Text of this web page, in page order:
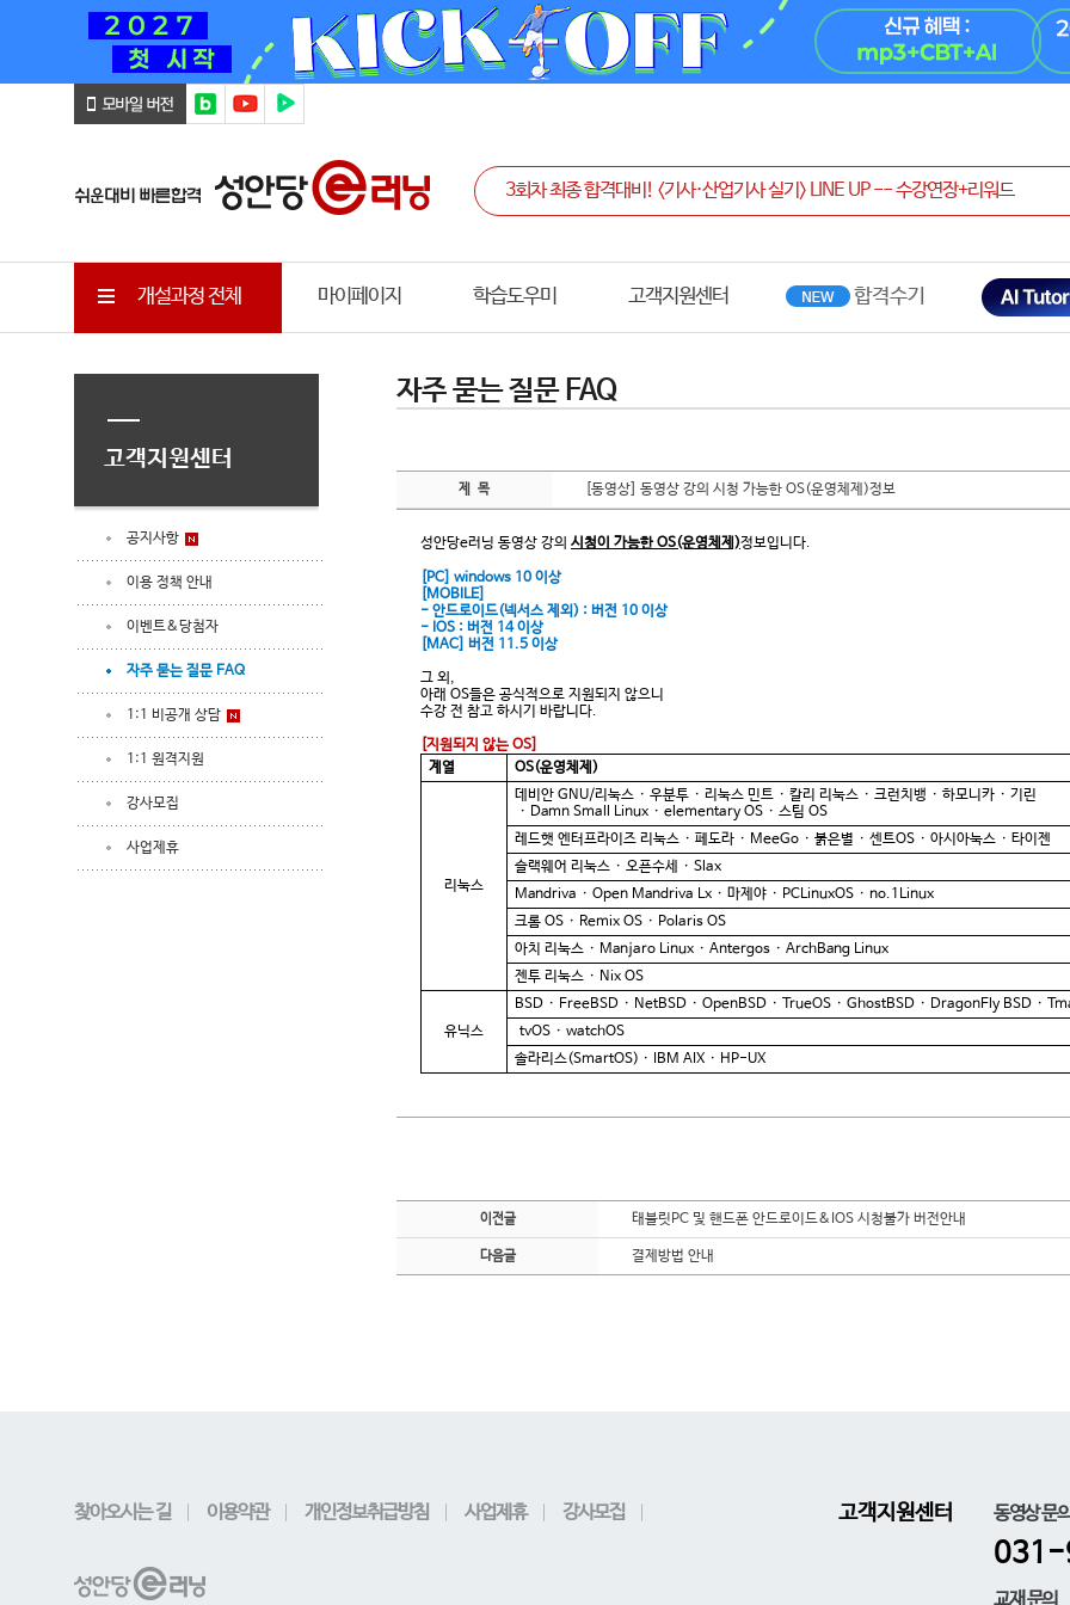
개설과정 전체 마이페이지 학습도우미 고객지원센터
고객지원센터
공지사항
이용 정책 안내
이벤트&당첨자
자주 묻는 질문 FAQ
1:1 비공개 상담
1:1 원격지원
강사모집
사업제휴
자주 묻는 질문 FAQ
제 목 [동영상] 동영상 강의 시청 가능한 OS(운영체제)정보
성안당e러닝 동영상 강의 시청이 가능한 OS(운영체제)정보입니다.
[PC] windows 10 이상
[MOBILE]
- 안드로이드(넥서스 제외) : 버전 10 이상
- IOS : 버전 14 이상
[MAC] 버전 11.5 이상
그 외,
아래 OS들은 공식적으로 지원되지 않으니
수강 전 참고 하시기 바랍니다.
[지원되지 않는 OS]
계열
OS(운영체제)
리눅스
데비안 GNU/리눅스 · 우분투 · 리눅스 민트 · 칼리 리눅스 · 크런치뱅 · 하모니카 · 기린
· Damn Small Linux · elementary OS · 스팀 OS
레드햇 엔터프라이즈 리눅스 · 페도라 · MeeGo · 붉은별 · 센트OS · 아시아눅스 · 타이젠
슬랙웨어 리눅스 · 오픈수세 · Slax
Mandriva · Open Mandriva Lx · 마제야 · PCLinuxOS · no.1Linux
크롬 OS · Remix OS · Polaris OS
아치 리눅스 · Manjaro Linux · Antergos · ArchBang Linux
젠투 리눅스 · Nix OS
유닉스
BSD · FreeBSD · NetBSD · OpenBSD · TrueOS · GhostBSD · DragonFly BSD ·
tvOS · watchOS
솔라리스(SmartOS) · IBM AIX · HP-UX
이전글 태블릿PC 및 핸드폰 안드로이드&IOS 시청불가 버전안내
다음글 결제방법 안내
찾아오시는 길 이용약관 개인정보취급방침 사업제휴 강사모집 고객지원센터 동영상 문의
교재 문의